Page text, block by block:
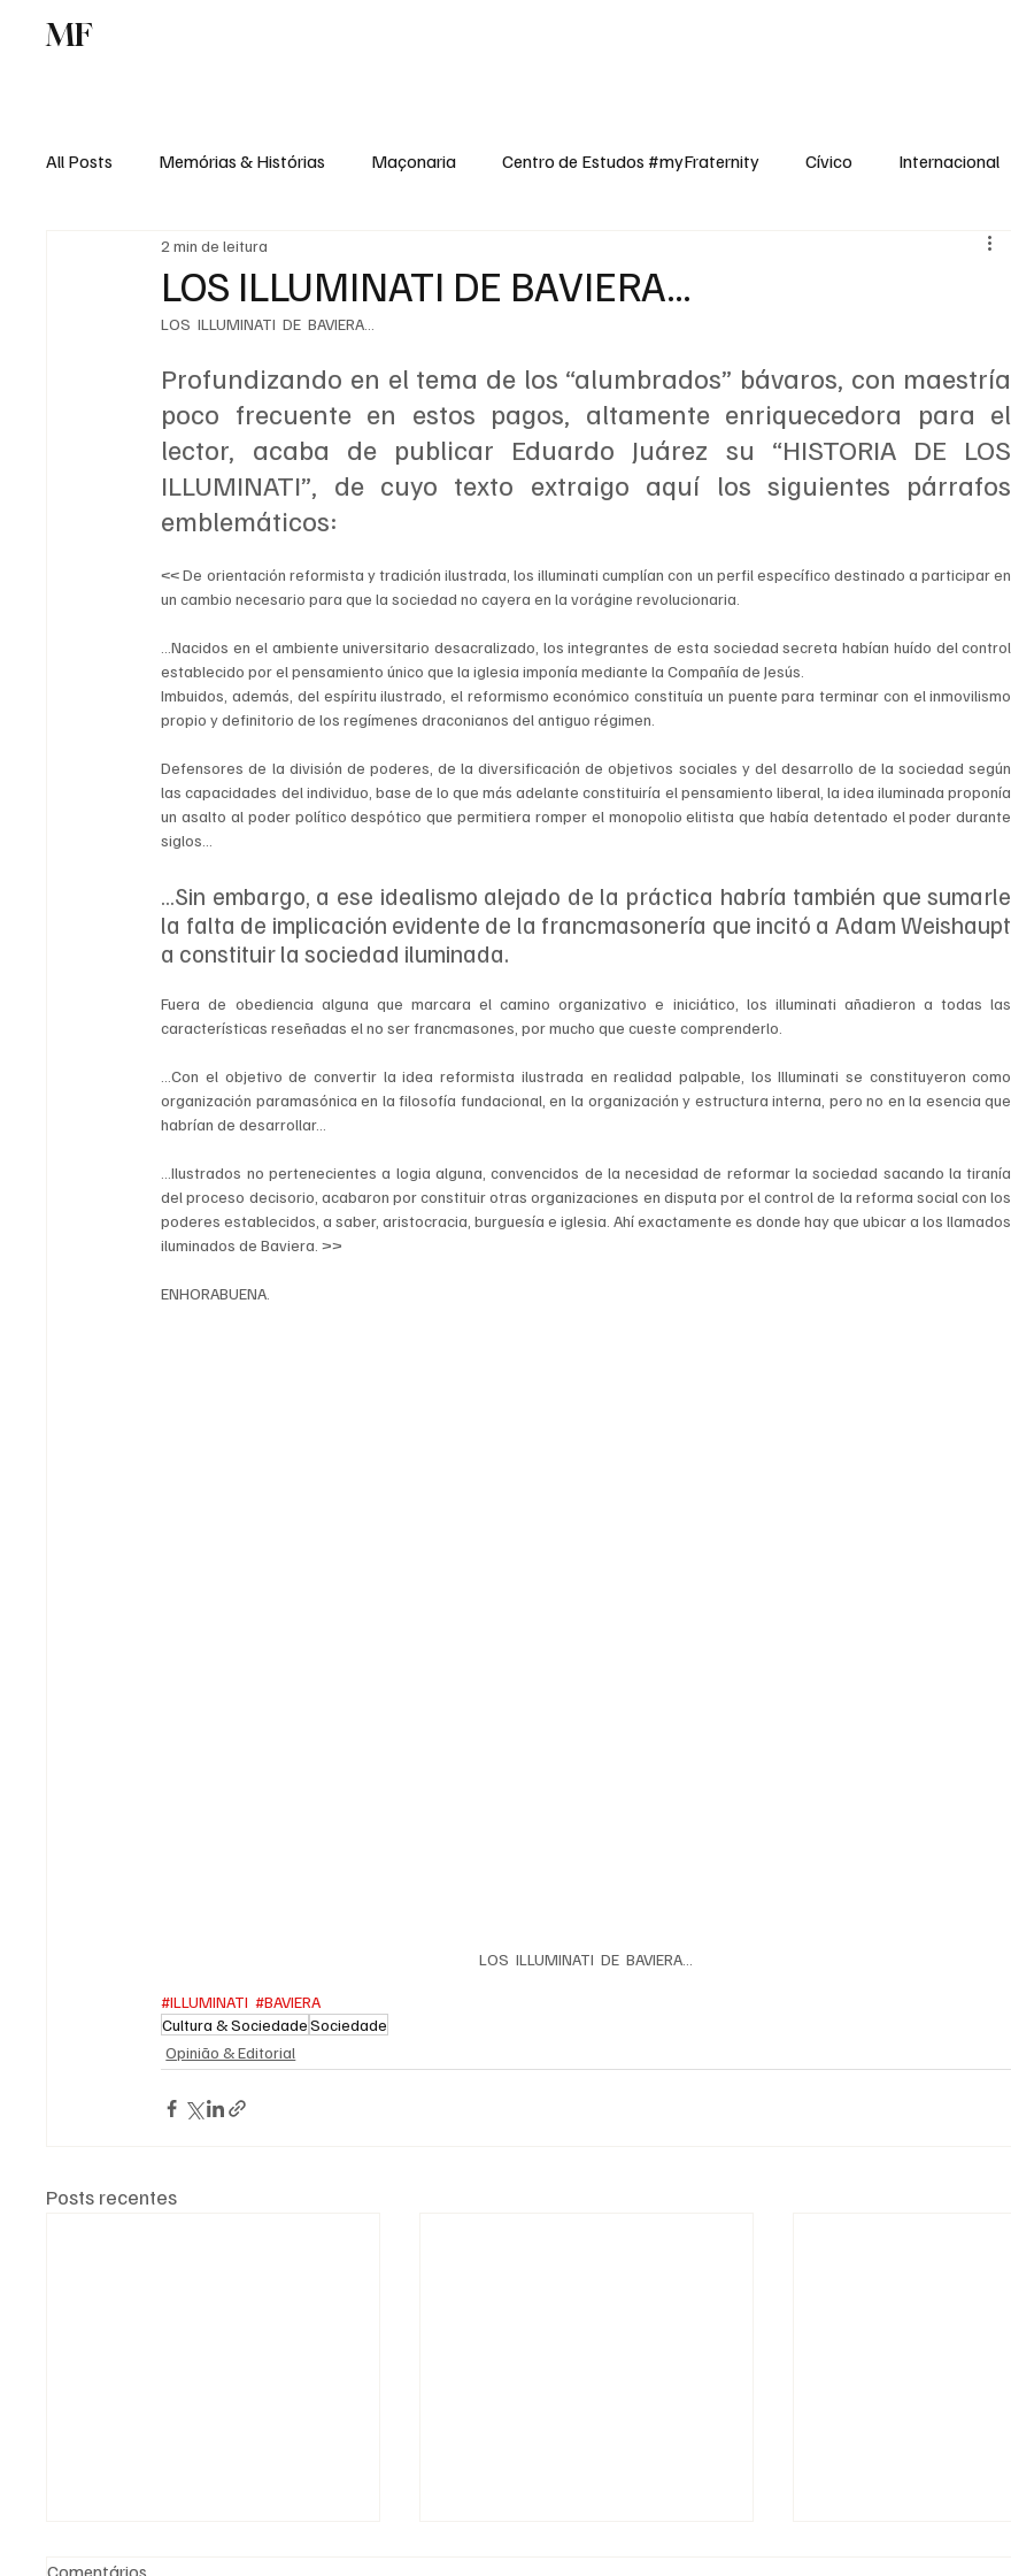
MF
All Posts Memórias & Histórias Maçonaria Centro de Estudos #myFraternity Cívico Internacional
Rádio Digital
LOS ILLUMINATI DE BAVIERA…
2 min de leitura
LOS  ILLUMINATI  DE  BAVIERA…
Profundizando en el tema de los “alumbrados” bávaros, con maestría
poco frecuente en estos pagos, altamente enriquecedora para el
lector, acaba de publicar Eduardo Juárez su “HISTORIA DE LOS
ILLUMINATI”, de cuyo texto extraigo aquí los siguientes párrafos
emblemáticos:
<< De orientación reformista y tradición ilustrada, los illuminati cumplían con un perfil específico destinado a participar en
un cambio necesario para que la sociedad no cayera en la vorágine revolucionaria.
…Nacidos en el ambiente universitario desacralizado, los integrantes de esta sociedad secreta habían huído del control
establecido por el pensamiento único que la iglesia imponía mediante la Compañía de Jesús.
Imbuidos, además, del espíritu ilustrado, el reformismo económico constituía un puente para terminar con el inmovilismo
propio y definitorio de los regímenes draconianos del antiguo régimen.
Defensores de la división de poderes, de la diversificación de objetivos sociales y del desarrollo de la sociedad según
las capacidades del individuo, base de lo que más adelante constituiría el pensamiento liberal, la idea iluminada proponía
un asalto al poder político despótico que permitiera romper el monopolio elitista que había detentado el poder durante
siglos…
…Sin embargo, a ese idealismo alejado de la práctica habría también que sumarle
la falta de implicación evidente de la francmasonería que incitó a Adam Weishaupt
a constituir la sociedad iluminada.
Fuera de obediencia alguna que marcara el camino organizativo e iniciático, los illuminati añadieron a todas las
características reseñadas el no ser francmasones, por mucho que cueste comprenderlo.
...Con el objetivo de convertir la idea reformista ilustrada en realidad palpable, los Illuminati se constituyeron como
organización paramasónica en la filosofía fundacional, en la organización y estructura interna, pero no en la esencia que
habrían de desarrollar…
…Ilustrados no pertenecientes a logia alguna, convencidos de la necesidad de reformar la sociedad sacando la tiranía
del proceso decisorio, acabaron por constituir otras organizaciones en disputa por el control de la reforma social con los
poderes establecidos, a saber, aristocracia, burguesía e iglesia. Ahí exactamente es donde hay que ubicar a los llamados
iluminados de Baviera. >>
ENHORABUENA.
LOS  ILLUMINATI  DE  BAVIERA…
#ILLUMINATI #BAVIERA
Cultura & SociedadeSociedade
Opinião & Editorial
Posts recentes
Comentários